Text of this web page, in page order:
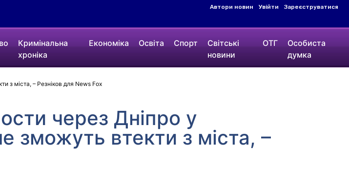
Автори новин Увійти Зареєструватися
Кримінальна
хроніка
Економіка Освіта Спорт
Світські
новини
ОТГ
Особиста
думка
з міста, – Резніков для News Fox
через Дніпро у
зможуть втекти з міста, –